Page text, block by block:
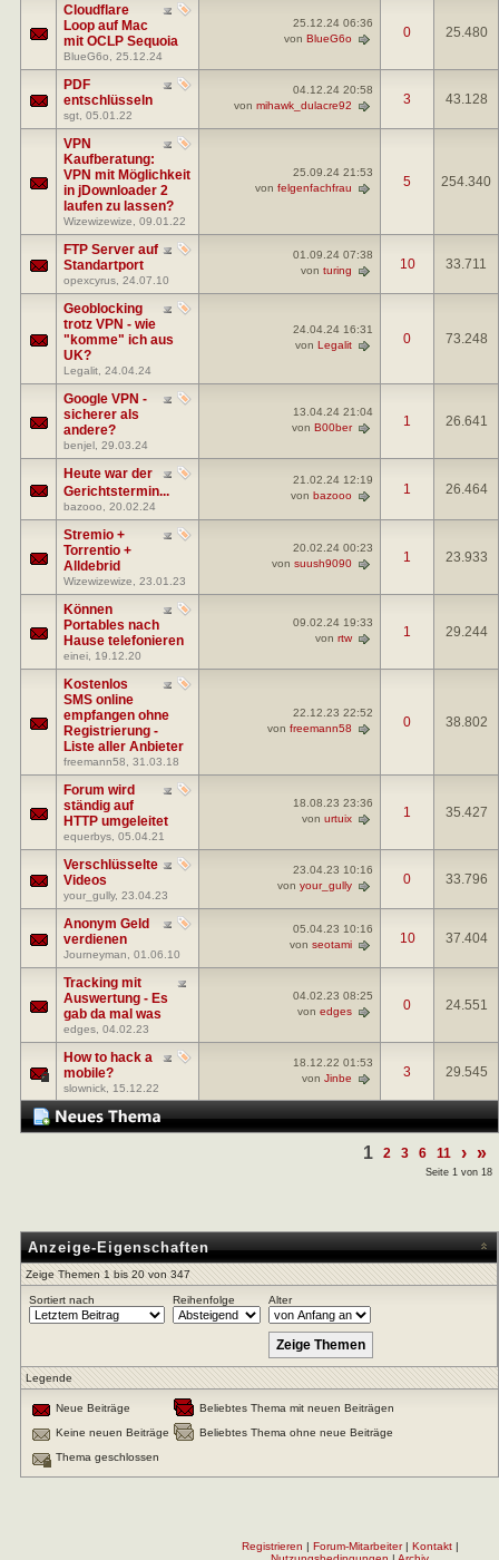
Cloudflare
Loop auf Mac
mit OCLP Sequoia
BlueG6o , 25.12.24
25.12.24 06:36
von BlueG6o 0 25.480
PDF
entschlüsseln
sgt , 05.01.22
04.12.24 20:58
von mihawk_dulacre92 3 43.128
VPN
Kaufberatung:
VPN mit Möglichkeit
in jDownloader 2
laufen zu lassen?
Wizewizewize , 09.01.22
25.09.24 21:53
von felgenfachfrau 5 254.340
FTP Server auf
Standartport
opexcyrus , 24.07.10
01.09.24 07:38
von turing 10 33.711
Geoblocking
trotz VPN - wie
"komme" ich aus
UK?
Legalit , 24.04.24
24.04.24 16:31
von Legalit 0 73.248
Google VPN -
sicherer als
andere?
benjel , 29.03.24
13.04.24 21:04
von B00ber 1 26.641
Heute war der
Gerichtstermin...
bazooo , 20.02.24
21.02.24 12:19
von bazooo 1 26.464
Stremio +
Torrentio +
Alldebrid
Wizewizewize , 23.01.23
20.02.24 00:23
von suush9090 1 23.933
Können
Portables nach
Hause telefonieren
einei , 19.12.20
09.02.24 19:33
von rtw 1 29.244
Kostenlos
SMS online
empfangen ohne
Registrierung -
Liste aller Anbieter
freemann58 , 31.03.18
22.12.23 22:52
von freemann58 0 38.802
Forum wird
ständig auf
HTTP umgeleitet
equerbys , 05.04.21
18.08.23 23:36
von urtuix 1 35.427
Verschlüsselte
Videos
your_gully, 23.04.23
23.04.23 10:16
von your_gully 0 33.796
Anonym Geld
verdienen
Journeyman , 01.06.10
05.04.23 10:16
von seotami 10 37.404
Tracking mit
Auswertung - Es
gab da mal was
edges , 04.02.23
04.02.23 08:25
von edges 0 24.551
How to hack a
mobile?
slownick , 15.12.22
18.12.22 01:53
von Jinbe 3 29.545
1 2 3 6 11 › »
Seite 1 von 18
Anzeige-Eigenschaften
Zeige Themen 1 bis 20 von 347
Sortiert nach Reihenfolge Alter
Legende
Neue Beiträge
Beliebtes Thema mit neuen Beiträgen
Keine neuen Beiträge
Beliebtes Thema ohne neue Beiträge
Thema geschlossen
Registrieren | Forum-Mitarbeiter| Kontakt|